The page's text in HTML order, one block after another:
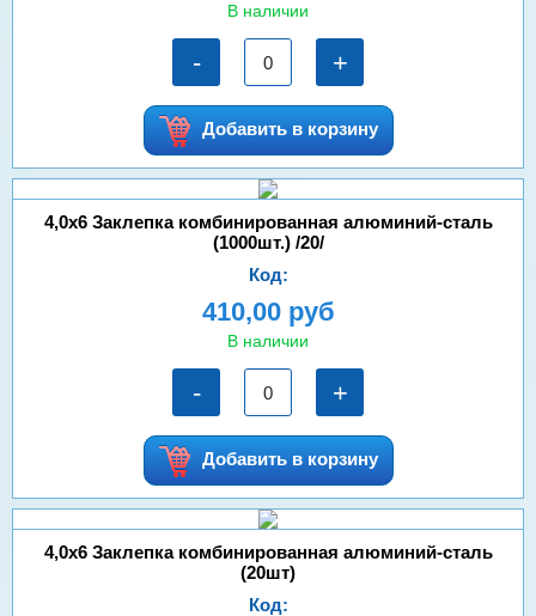
В наличии
- +
Добавить в корзину
4,0х6 Заклепка комбинированная алюминий-сталь
(1000шт.) /20/
Код:
410,00 руб
В наличии
- +
Добавить в корзину
4,0х6 Заклепка комбинированная алюминий-сталь
(20шт)
Код: